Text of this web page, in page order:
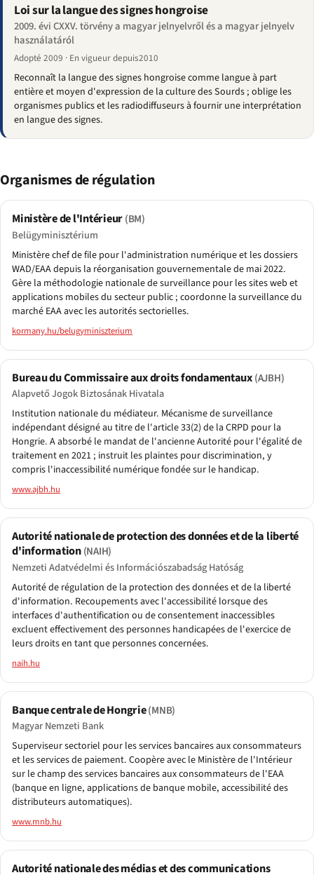
Loi sur la langue des signes hongroise
2009. évi CXXV. törvény a magyar jelnyelvről és a magyar jelnyelv
használatáról
Adopté 2009 · En vigueur depuis2010
Reconnaît la langue des signes hongroise comme langue à part
entière et moyen d'expression de la culture des Sourds ; oblige les
organismes publics et les radiodiffuseurs à fournir une interprétation
en langue des signes.
Organismes de régulation
Ministère de l'Intérieur(BM)
Belügyminisztérium
Ministère chef de file pour l'administration numérique et les dossiers
WAD/EAA depuis la réorganisation gouvernementale de mai 2022.
Gère la méthodologie nationale de surveillance pour les sites web et
applications mobiles du secteur public ; coordonne la surveillance du
marché EAA avec les autorités sectorielles.
kormany.hu/belugyminiszterium
Bureau du Commissaire aux droits fondamentaux(AJBH)
Alapvető Jogok Biztosának Hivatala
Institution nationale du médiateur. Mécanisme de surveillance
indépendant désigné au titre de l'article 33(2) de la CRPD pour la
Hongrie. A absorbé le mandat de l'ancienne Autorité pour l'égalité de
traitement en 2021 ; instruit les plaintes pour discrimination, y
compris l'inaccessibilité numérique fondée sur le handicap.
www.ajbh.hu
Autorité nationale de protection des données et de la liberté
d'information(NAIH)
Nemzeti Adatvédelmi és Információszabadság Hatóság
Autorité de régulation de la protection des données et de la liberté
d'information. Recoupements avec l'accessibilité lorsque des
interfaces d'authentification ou de consentement inaccessibles
excluent effectivement des personnes handicapées de l'exercice de
leurs droits en tant que personnes concernées.
naih.hu
Banque centrale de Hongrie(MNB)
Magyar Nemzeti Bank
Superviseur sectoriel pour les services bancaires aux consommateurs
et les services de paiement. Coopère avec le Ministère de l'Intérieur
sur le champ des services bancaires aux consommateurs de l'EAA
(banque en ligne, applications de banque mobile, accessibilité des
distributeurs automatiques).
www.mnb.hu
Autorité nationale des médias et des communications